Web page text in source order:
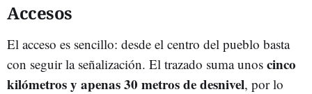
Accesos
El acceso es sencillo: desde el centro del pueblo basta
con seguir la señalización. El trazado suma unos cinco
kilómetros y apenas 30 metros de desnivel, por lo